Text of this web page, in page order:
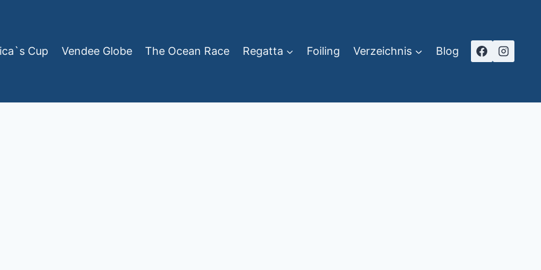
Cup Vendee Globe The Ocean Race Regatta Foiling Verzeichnis Blog